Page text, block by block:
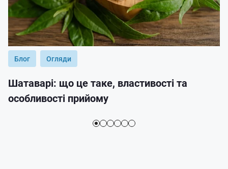
Блог Огляди
Шатаварі: що це таке, властивості та
особливості прийому